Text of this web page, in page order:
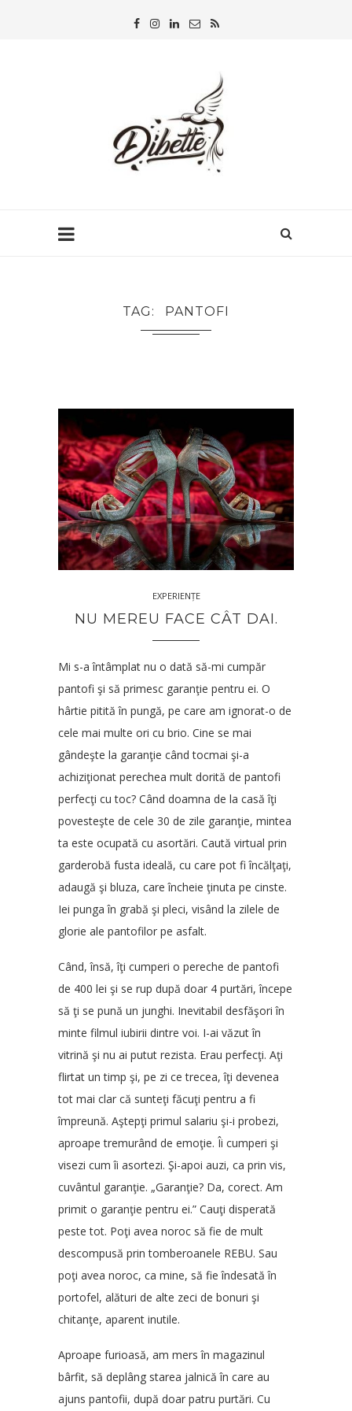
TAG PANTOFI
EXPERIENȚE
NU MEREU FACE CÂT DAI.
Mi s-a întâmplat nu o dată să-mi cumpăr
pantofi şi să primesc garanţie pentru ei. O
hârtie pitită în pungă, pe care am ignorat-o de
cele mai multe ori cu brio. Cine se mai
gândeşte la garanţie când tocmai şi-a
achiziţionat perechea mult dorită de pantofi
perfecţi cu toc? Când doamna de la casă îţi
povesteşte de cele 30 de zile garanţie, mintea
ta este ocupată cu asortări. Caută virtual prin
garderobă fusta ideală, cu care pot fi încălţaţi,
adaugă şi bluza, care încheie ţinuta pe cinste.
Iei punga în grabă şi pleci, visând la zilele de
glorie ale pantofilor pe asfalt.
Când, însă, îţi cumperi o pereche de pantofi
de 400 lei şi se rup după doar 4 purtări, începe
să ţi se pună un junghi. Inevitabil desfăşori în
minte filmul iubirii dintre voi. I-ai văzut în
vitrină şi nu ai putut rezista. Erau perfecţi. Aţi
flirtat un timp şi, pe zi ce trecea, îţi devenea
tot mai clar că sunteţi făcuţi pentru a fi
împreună. Aştepţi primul salariu şi-i probezi,
aproape tremurând de emoţie. Îi cumperi şi
visezi cum îi asortezi. Şi-apoi auzi, ca prin vis,
cuvântul garanţie. „Garanţie? Da, corect. Am
primit o garanţie pentru ei.” Cauţi disperată
peste tot. Poţi avea noroc să fie de mult
descompusă prin tomberoanele REBU. Sau
poţi avea noroc, ca mine, să fie îndesată în
portofel, alături de alte zeci de bonuri şi
chitanţe, aparent inutile.
Aproape furioasă, am mers în magazinul
bârfit, să deplâng starea jalnică în care au
ajuns pantofii, după doar patru purtări. Cu